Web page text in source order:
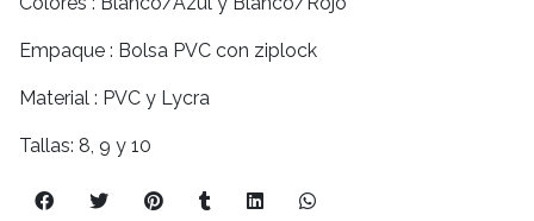
Empaque : Bolsa PVC con ziplock
Material : PVC y Lycra
Tallas: 8, 9 y 10